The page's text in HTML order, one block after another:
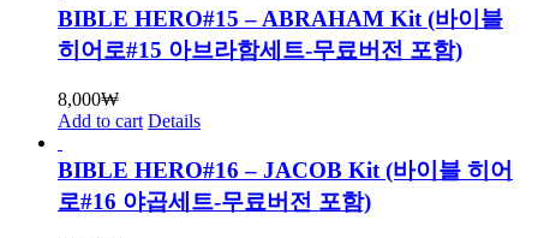
BIBLE HERO#15 – ABRAHAM Kit (바이블
히어로#15 아브라함세트-무료버전 포함)
8,000₩
Add to cart Details
BIBLE HERO#16 – JACOB Kit (바이블 히어
로#16 야곱세트-무료버전 포함)